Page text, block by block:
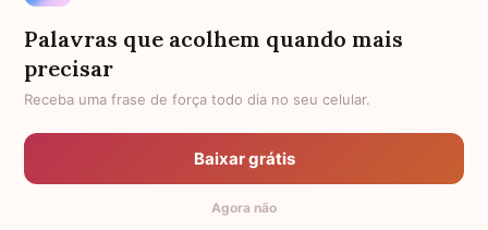
FORTALECER O SEU CORAÇÃO
AMIGA QUE PERDEU A MÃE
1 MÊS DE FALECIMENTO DO MEU
PÊSAMES PARA AMIGA QUE
LUTO POR UMA CRIANÇA
Palavras que acolhem quando mais
precisar
Receba uma frase de força todo dia no seu celular.
Baixar grátis
Agora não